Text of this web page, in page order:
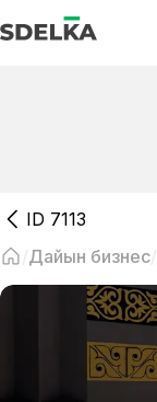
ID 7113
Дайын бизнес